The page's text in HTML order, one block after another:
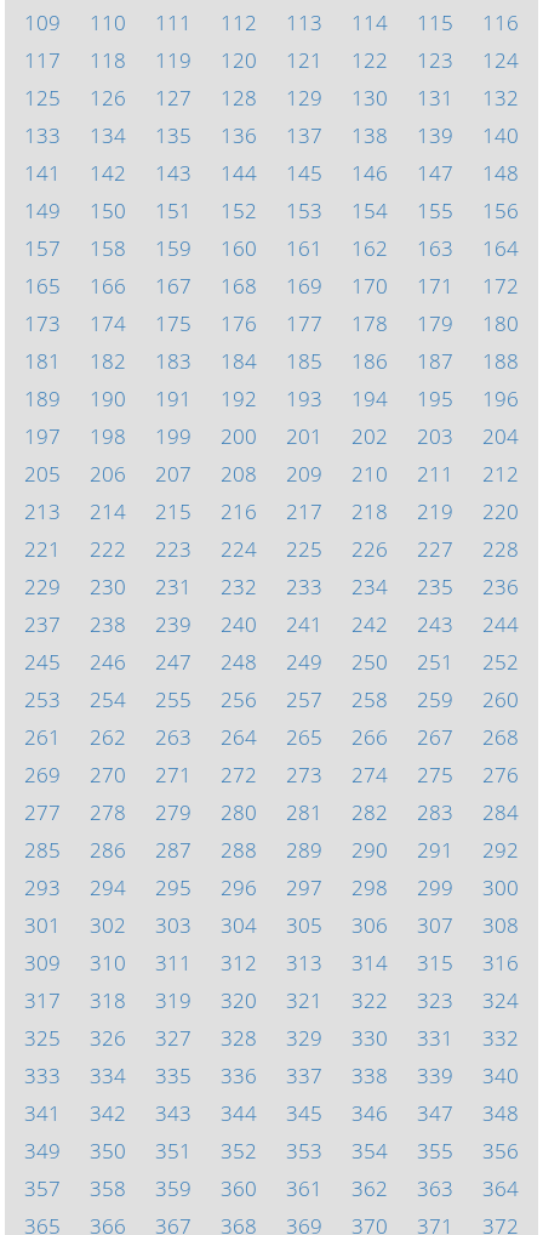
109
110 111 112 113 114 115
116
117
118 119 120 121 122 123
124
125
126 127 128 129 130 131
132
133
134 135 136 137 138 139
140
141
142 143 144 145 146 147
148
149
150 151 152 153 154 155
156
157
158 159 160 161 162 163
164
165
166 167 168 169 170 171
172
173
174 175 176 177 178 179
180
181
182 183 184 185 186 187
188
189
190 191 192 193 194 195
196
197
198 199 200 201 202 203
204
205
206 207 208 209 210 211
212
213
214 215 216 217 218 219
220
221
222 223 224 225 226 227
228
229
230 231 232 233 234 235
236
237
238 239 240 241 242 243
244
245
246 247 248 249 250 251
252
253
254 255 256 257 258 259
260
261
262 263 264 265 266 267
268
269
270 271 272 273 274 275
276
277
278 279 280 281 282 283
284
285
286 287 288 289 290 291
292
293
294 295 296 297 298 299
300
301
302 303 304 305 306 307
308
309
310 311 312 313 314 315
316
317
318 319 320 321 322 323
324
325
326 327 328 329 330 331
332
333
334 335 336 337 338 339
340
341
342 343 344 345 346 347
348
349
350 351 352 353 354 355
356
357
358 359 360 361 362 363
364
365
366 367 368 369 370 371 372